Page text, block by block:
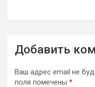
Добавить
Ваш адрес email не
поля помечены *